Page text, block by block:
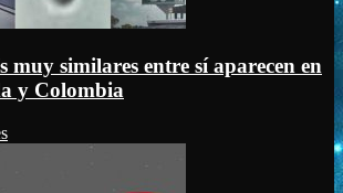
muy similares entre sí aparecen en
y Colombia